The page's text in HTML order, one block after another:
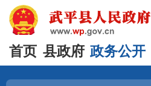
首页 县政府 政务公开